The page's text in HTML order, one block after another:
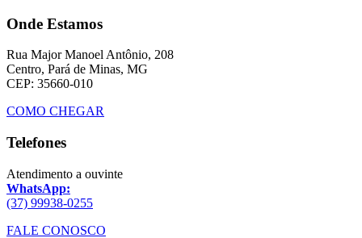
Onde Estamos
Rua Major Manoel Antônio, 208
Centro, Pará de Minas, MG
CEP: 35660-010
COMO CHEGAR
Telefones
Atendimento a ouvinte
WhatsApp:
(37) 99938-0255
FALE CONOSCO